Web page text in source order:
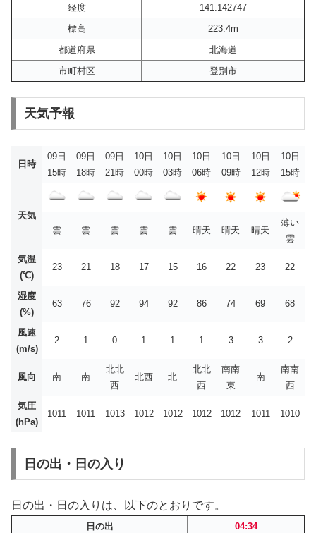
経度
141.142747
標高
223.4m
都道府県
北海道
市町村区
登別市
天気予報
日時
09日
15時
09日
18時
09日
21時
10日
00時
10日
03時
10日
06時
10日
09時
10日
12時
10日
15時
天気
雲
雲 雲 雲 雲 晴天 晴天 晴天
薄い
雲
気温
(℃)
23 21 18 17 15 16 22 23 22
湿度
(%)
63 76 92 94 92 86 74 69 68
風速
(m/s)
2 1 0 1 1 1 3 3 2
風向 南 南
北北
西
北西 北
北北
西
南南
東
南
南南
西
気圧
(hPa)
1011 1011 1013 1012 1012 1012 1012 1011 1010
日の出・日の入り
日の出・日の入りは、以下のとおりです。
日の出
04:34